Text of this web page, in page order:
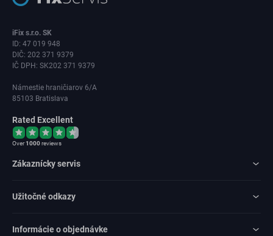
iFix s.r.o. SK
ID: 47 019 948
DIČ: 202 371 9379
IČ DPH: SK202 371 9379
Námestie hraničiarov 6/A
85103 Bratislava
Rated Excellent
Over1000reviews
Zákaznícky servis
Užitočné odkazy
Informácie o objednávke